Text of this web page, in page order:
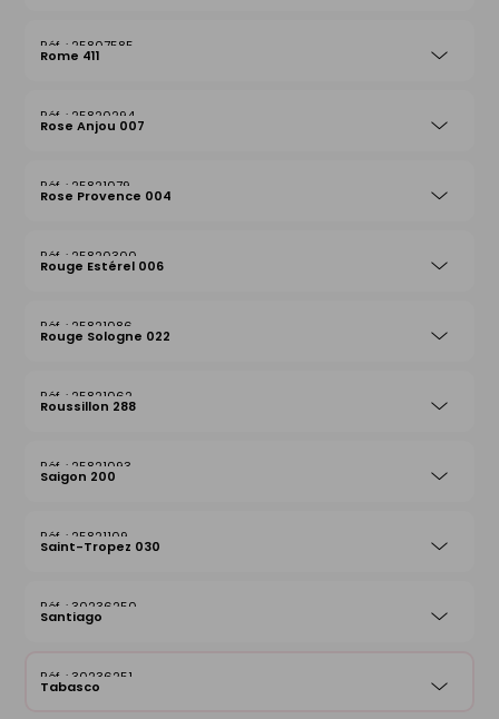
25807585
Rome 411
25820294
Rose Anjou 007
25821079
Rose Provence 004
25820300
Rouge Estérel 006
25821086
Rouge Sologne 022
25821062
Roussillon 288
25821093
Saigon 200
25821109
Saint-Tropez 030
30236250
Santiago
30236251
Tabasco